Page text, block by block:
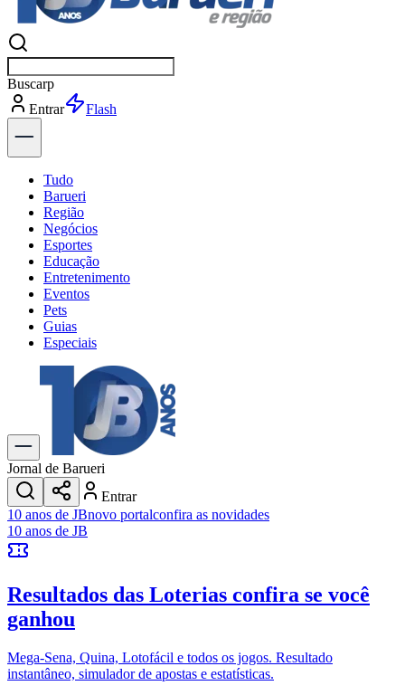
Buscarnot
Entrar
Explorar
Tudo
Barueri
Região
Negócios
Esportes
Educação
Entretenimento
Eventos
Pets
Guias
Especiais
Explore Tudo
Últimas Notícias
Previsão do Tempo
Trânsito e Rotas
Dia a Dia & Lazer
Transportes
Gastronomia
Cinema & Shows
JogosNovo
Anuncie no Portal
Cadastrar Empresa
Divulgar Vagas
Política
Jornal de Barueri
Entrar
10 anos de JBnovo portalconfira as novidades
10 anos de JB
Resultados das Loterias confira se você
ganhou
Mega-Sena, Quina, Lotofácil e todos os jogos. Resultado
instantâneo, simulador de apostas e estatísticas.